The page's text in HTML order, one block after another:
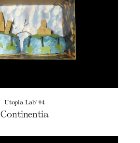
Utopia Lab' #4
Continentia